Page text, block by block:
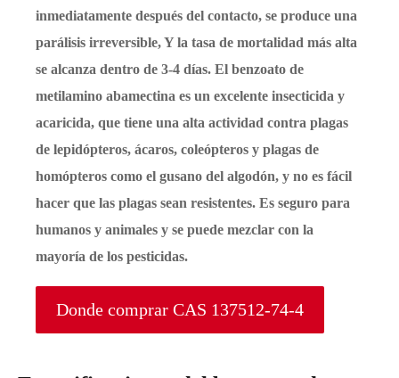
inmediatamente después del contacto, se produce una
parálisis irreversible, Y la tasa de mortalidad más alta
se alcanza dentro de 3-4 días. El benzoato de
metilamino abamectina es un excelente insecticida y
acaricida, que tiene una alta actividad contra plagas
de lepidópteros, ácaros, coleópteros y plagas de
homópteros como el gusano del algodón, y no es fácil
hacer que las plagas sean resistentes. Es seguro para
humanos y animales y se puede mezclar con la
mayoría de los pesticidas.
Donde comprar CAS 137512-74-4